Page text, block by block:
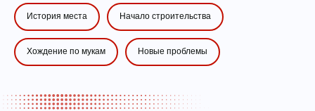
История места Начало строительства
Хождение по мукам Новые проблемы